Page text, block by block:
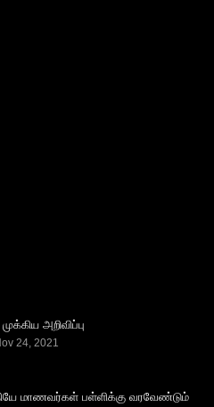
அறிவிப்பு
24, 2021
மாணவர்கள் பள்ளிக்கு வரவேண்டும்